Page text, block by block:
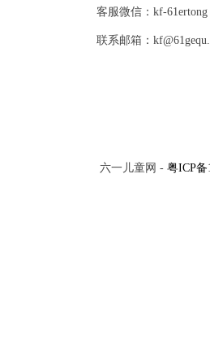
客服微信：kf-61ertong
联系邮箱：
六一儿童网 - 粤ICP备